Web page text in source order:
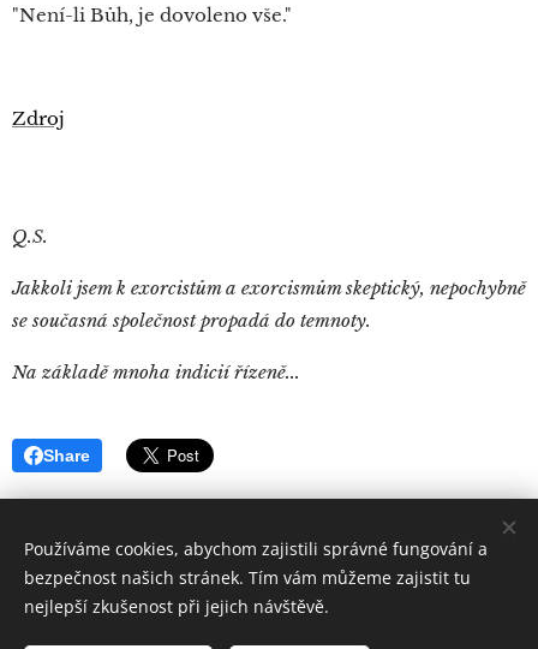
"Není-li Bůh, je dovoleno vše."
Zdroj
Q.S.
Jakkoli jsem k exorcistům a exorcismům skeptický, nepochybně
se současná společnost propadá do temnoty.
Na základě mnoha indicií řízeně...
Share
QuintusSertorius
Používáme cookies, abychom zajistili správné fungování a
bezpečnost našich stránek. Tím vám můžeme zajistit tu
nejlepší zkušenost při jejich návštěvě.